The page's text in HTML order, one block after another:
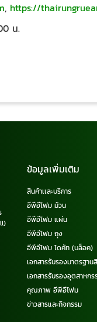
, https://
น.
ข้อมูลเพิ่มเติม
สินค้าเเละบริการ
อีพีอีโฟม ม้วน
อีพีอีโฟม แผ่น
อีพีอีโฟม ถุง
อีพีอีโฟม ไดคัท (บล็อค)
เอกสารรับรองมาตรฐาน
เอกสารรับรองอุตสาหก
คุณภาพ อีพีอีโฟม
ข่าวสารและกิจกรรม